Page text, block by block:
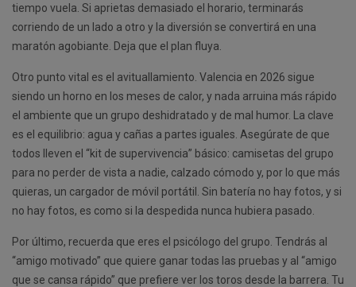
tiempo vuela. Si aprietas demasiado el horario, terminarás
corriendo de un lado a otro y la diversión se convertirá en una
maratón agobiante. Deja que el plan fluya.
Otro punto vital es el avituallamiento. Valencia en 2026 sigue
siendo un horno en los meses de calor, y nada arruina más rápido
el ambiente que un grupo deshidratado y de mal humor. La clave
es el equilibrio: agua y cañas a partes iguales. Asegúrate de que
todos lleven el “kit de supervivencia” básico: camisetas del grupo
para no perder de vista a nadie, calzado cómodo y, por lo que más
quieras, un cargador de móvil portátil. Sin batería no hay fotos, y si
no hay fotos, es como si la despedida nunca hubiera pasado.
Por último, recuerda que eres el psicólogo del grupo. Tendrás al
“amigo motivado” que quiere ganar todas las pruebas y al “amigo
que se cansa rápido” que prefiere ver los toros desde la barrera. Tu